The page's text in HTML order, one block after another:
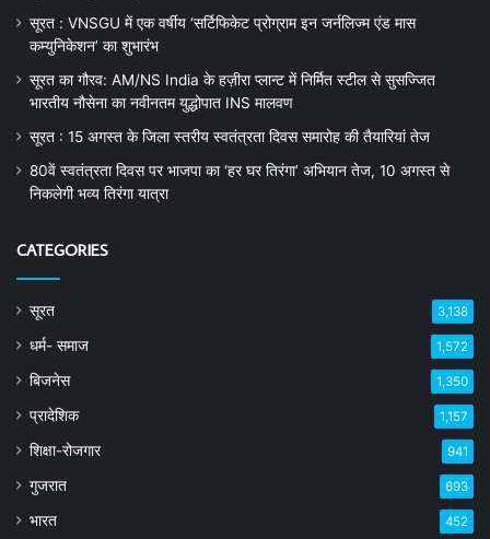
सूरत : VNSGU में एक वर्षीय ‘सर्टिफिकेट प्रोग्राम इन जर्नलिज्म एंड मास
कम्युनिकेशन’ का शुभारंभ
सूरत का गौरव: AM/NS India के हज़ीरा प्लान्ट में निर्मित स्टील से सुसज्जित
भारतीय नौसेना का नवीनतम युद्धोपात INS मालवण
सूरत : 15 अगस्त के जिला स्तरीय स्वतंत्रता दिवस समारोह की तैयारियां तेज
80वें स्वतंत्रता दिवस पर भाजपा का ‘हर घर तिरंगा’ अभियान तेज, 10 अगस्त से
निकलेगी भव्य तिरंगा यात्रा
CATEGORIES
सूरत 3,138
धर्म- समाज 1,572
बिजनेस 1,350
प्रादेशिक 1,157
शिक्षा-रोजगार 941
गुजरात 693
भारत 452